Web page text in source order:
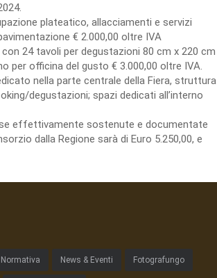
plateatico, allacciamenti e servizi
€ 2.000,00 oltre IVA
24 tavoli per degustazioni 80 cm x 220 cm
per officina del gusto € 3.000,00 oltre IVA.
nella parte centrale della Fiera, struttura
degustazioni; spazi dedicati all’interno
effettivamente sostenute e documentate
dalla Regione sarà di Euro 5.250,00, e
Normativa News & Eventi Fotografungo